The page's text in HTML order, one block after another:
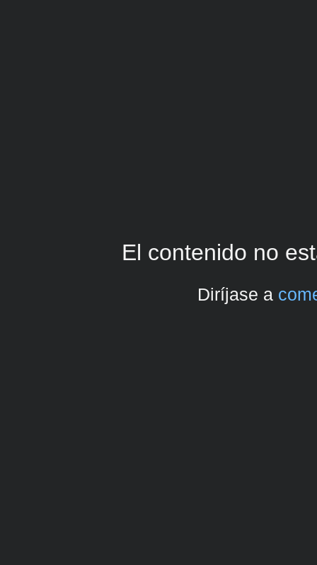
El contenido no
Diríjase a